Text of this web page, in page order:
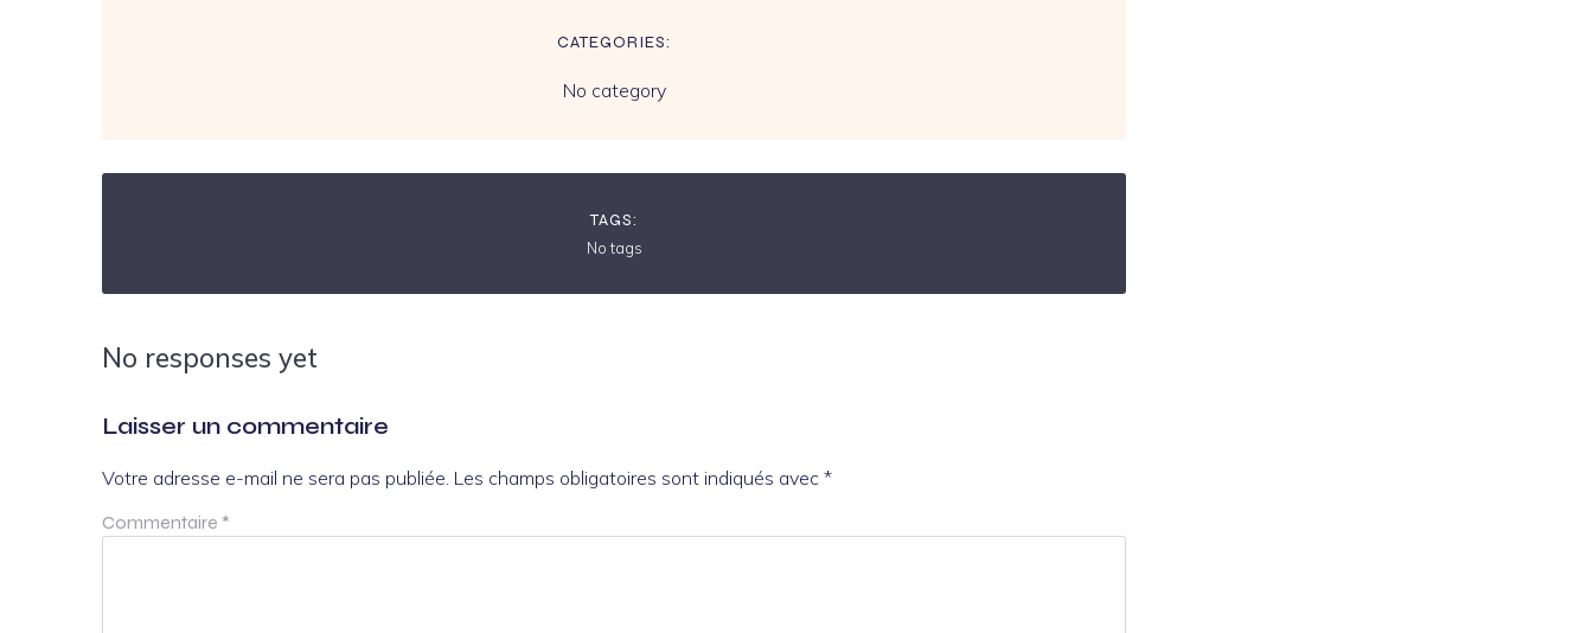
CATEGORIES:
No category
TAGS:
No tags
No responses yet
Laisser un commentaire
Votre adresse e-mail ne sera pas publiée. Les champs obligatoires sont indiqués avec *
Commentaire *